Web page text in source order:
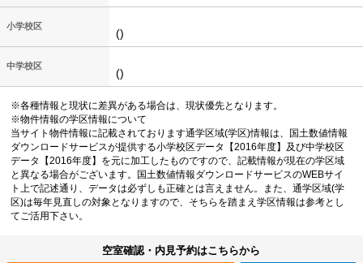
小学校区
()
中学校区
()
※各種情報と現状に差異がある場合は、現状優先となります。
※物件情報の学区情報について
当サイト物件情報に記載されております通学区域(学区)情報は、国土数値情報
ダウンロードサービスが提供する小学校区データ【2016年度】及び中学校区
データ【2016年度】を元に加工したものですので、記載情報が現在の学区域
と異なる場合がございます。国土数値情報ダウンロードサービスのWEBサイ
ト上で記述通り、データは必ずしも正確とは言えません。また、通学区域(学
区)は毎年見直しの対象となりますので、そちらを踏まえ学区情報は参考とし
てご活用下さい。
空室確認・内見予約はこちらから